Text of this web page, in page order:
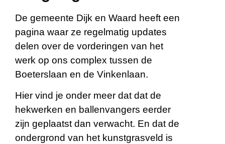
De gemeente Dijk en Waard heeft een
pagina waar ze regelmatig updates
delen over de vorderingen van het
werk op ons complex tussen de
Boeterslaan en de Vinkenlaan.
Hier vind je onder meer dat dat de
hekwerken en ballenvangers eerder
zijn geplaatst dan verwacht. En dat de
ondergrond van het kunstgrasveld is